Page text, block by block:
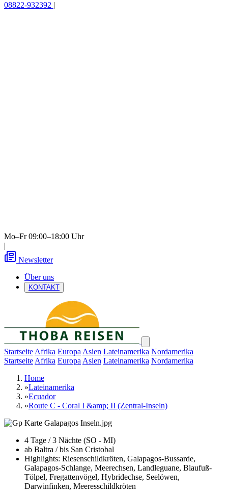
08822-932392 |
Mo–Fr 09:00–18:00 Uhr
|
Newsletter
Über uns
KONTAKT
Startseite Afrika Europa Asien Lateinamerika Nordamerika
Startseite Afrika Europa Asien Lateinamerika Nordamerika
Home
»Lateinamerika
»Ecuador
»Route C - Coral I &amp; II (Zentral-Inseln)
4 Tage / 3 Nächte (SO - MI)
ab Baltra / bis San Cristobal
Highlights: Riesenschildkröten, Galapagos-Bussarde,
Galapagos-Schlange, Meerechsen, Landleguane, Blaufuß-
Tölpel, Fregattenvögel, Hybridechse, Seelöwen,
Darwinfinken, Meeresschildkröten